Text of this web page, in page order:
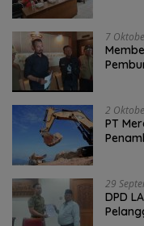
7
2
PT
29
DPD